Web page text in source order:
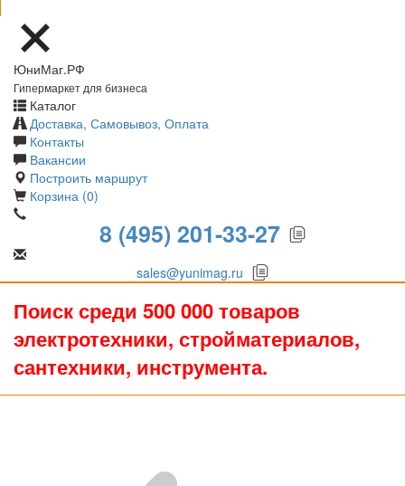
ЮниМаг.РФ
Гипермаркет для бизнеса
Каталог
Доставка, Самовывоз, Оплата
Контакты
Вакансии
Построить маршрут
Корзина (0)
8 (495) 201-33-27
sales@yunimag.ru
Поиск среди 500 000 товаров
электротехники, стройматериалов,
сантехники, инструмента.